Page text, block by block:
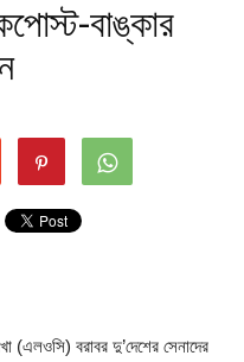
বাঙ্কার
(এলওসি) বরাবর দু’দেশের সেনাদের